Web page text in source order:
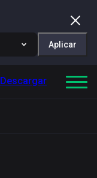
Aplicar
Descargar